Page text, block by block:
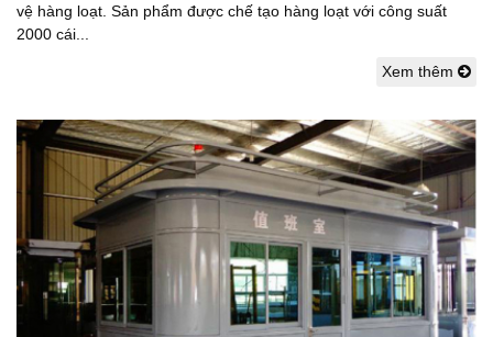
vệ hàng loạt. Sản phẩm được chế tạo hàng loạt với công suất
2000 cái...
Xem thêm